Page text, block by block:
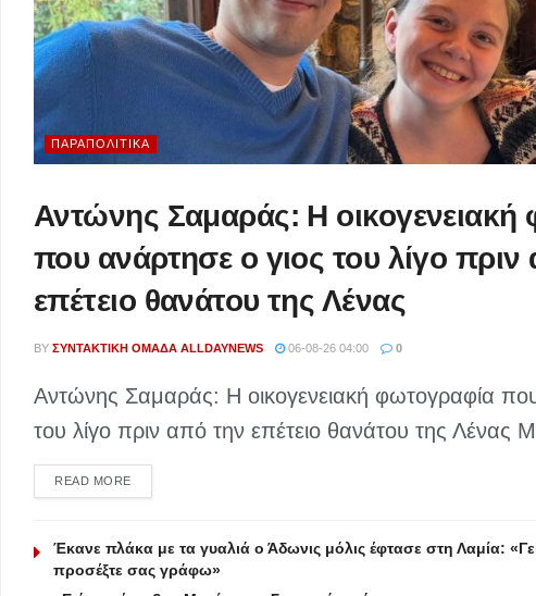
ΠΑΡΑΠΟΛΙΤΙΚΆ
Αντώνης Σαμαράς: Η οικογενειακή
που ανάρτησε ο γιος του λίγο πριν
επέτειο θανάτου της Λένας
BY ΣΥΝΤΑΚΤΙΚΉ ΟΜΆΔΑ ALLDAYNEWS 06-08-26 04:00 0
Αντώνης Σαμαράς: Η οικογενειακή φωτογραφία
του λίγο πριν από την επέτειο θανάτου της Λένας
READ MOREDETAILS
Έκανε πλάκα με τα γυαλιά ο Άδωνις μόλις έφτασε στη Λαμία:
προσέξτε σας γράφω»